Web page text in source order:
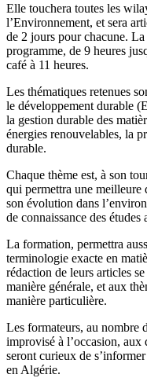
Elle touchera toutes les
l’Environnement, et sera
de 2 jours pour chacune.
programme, de 9 heures
café à 11 heures.
Les thématiques retenues
le développement durable
la gestion durable des
énergies renouvelables, la
durable.
Chaque thème est, à son
qui permettra une
son évolution dans
de connaissance des études
La formation, permettra
terminologie exacte en
rédaction de leurs articles
manière générale, et aux
manière particulière.
Les formateurs, au nombre
improvisé à l’occasion, aux
seront curieux de
en Algérie.